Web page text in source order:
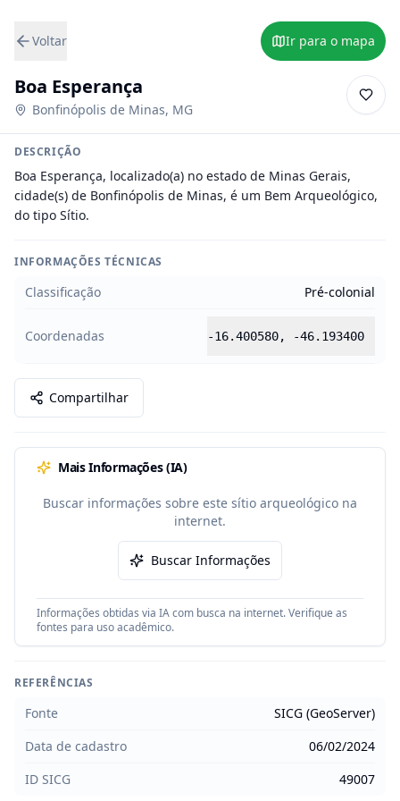
Voltar Ir para o mapa
Boa Esperança
Bonfinópolis de Minas, MG
DESCRIÇÃO
Boa Esperança, localizado(a) no estado de Minas Gerais,
cidade(s) de Bonfinópolis de Minas, é um Bem Arqueológico,
do tipo Sítio.
INFORMAÇÕES TÉCNICAS
Classificação Pré-colonial
Coordenadas -16.400580, -46.193400
Compartilhar
Mais Informações (IA)
Buscar informações sobre este sítio arqueológico na
internet.
Buscar Informações
Informações obtidas via IA com busca na internet. Verifique as
fontes para uso acadêmico.
REFERÊNCIAS
Fonte
SICG (GeoServer)
Data de cadastro
06/02/2024
ID SICG
49007